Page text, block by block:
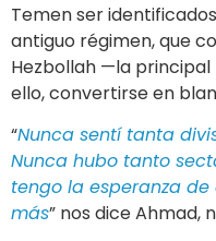
Temen ser
antiguo régimen, que
Hezbollah —la
ello, convertirse en
“Nunca sentí tanta
Nunca hubo tanto
tengo la esperanza
más” nos dice Ahmad,